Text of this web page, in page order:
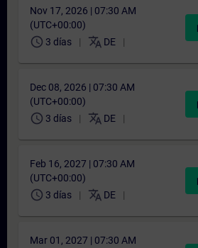
Nov 17, 2026 | 07:30 AM
(UTC+00:00)
schedule 3 días translate DE
Dec 08, 2026 | 07:30 AM
(UTC+00:00)
schedule 3 días translate DE
Feb 16, 2027 | 07:30 AM
(UTC+00:00)
schedule 3 días translate DE
Mar 01, 2027 | 07:30 AM